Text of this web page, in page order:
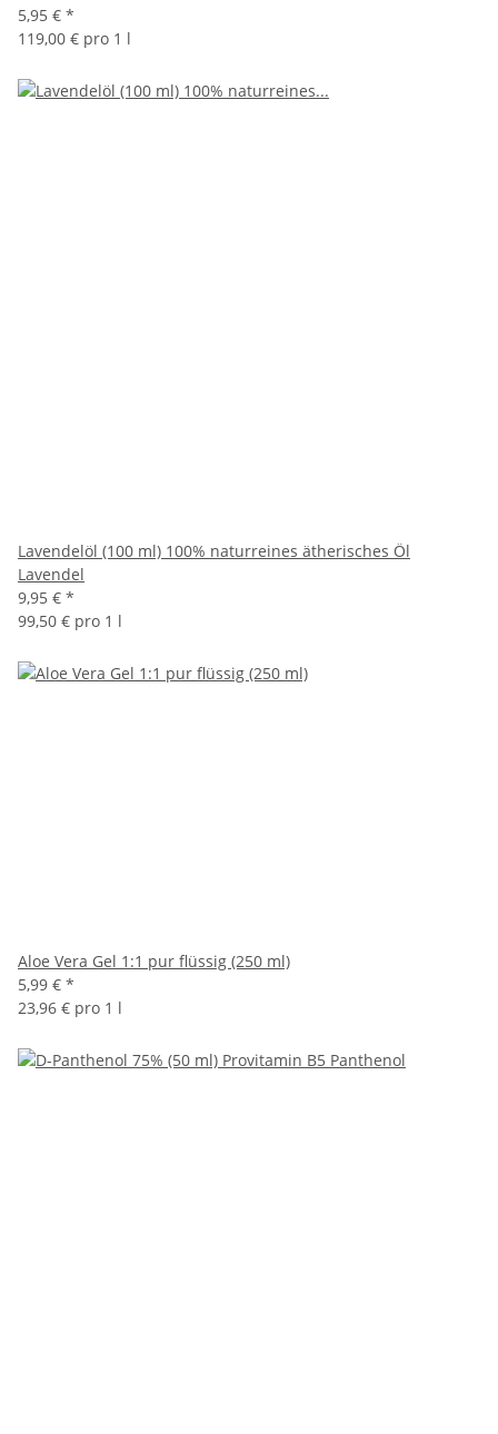
5,95 € *
119,00 € pro 1 l
Lavendelöl (100 ml) 100% naturreines ätherisches Öl
Lavendel
9,95 € *
99,50 € pro 1 l
Aloe Vera Gel 1:1 pur flüssig (250 ml)
5,99 € *
23,96 € pro 1 l